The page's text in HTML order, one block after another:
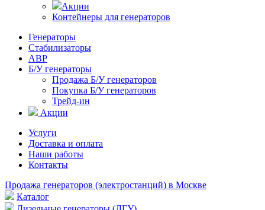
Акции
Контейнеры для генераторов
Генераторы
Стабилизаторы
АВР
Б/У генераторы
Продажа Б/У генераторов
Покупка Б/У генераторов
Трейд-ин
Акции
Услуги
Доставка и оплата
Наши работы
Контакты
Продажа генераторов (электростанций) в Москве
Каталог